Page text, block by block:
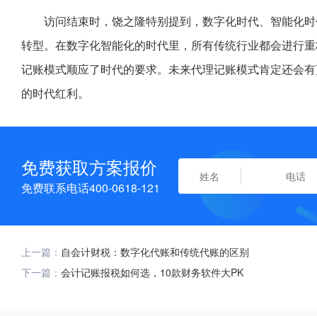
访问结束时，饶之隆特别提到，数字化时代、智能化
转型。在数字化智能化的时代里，所有传统行业都会进行
记账模式顺应了时代的要求。未来代理记账模式肯定还会
的时代红利。
免费获取方案报价
免费联系电话400-0618-121
上一篇： 自会计财税：数字化代账和传统代账的区别
下一篇： 会计记账报税如何选，10款财务软件大PK